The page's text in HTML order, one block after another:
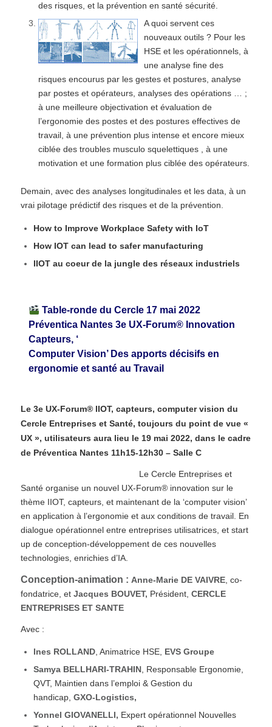
des risques, et la prévention en santé sécurité.
A quoi servent ces
nouveaux outils ? Pour les
HSE et les opérationnels, à
une analyse fine des
risques encourus par les gestes et postures, analyse
par postes et opérateurs, analyses des opérations … ;
à une meilleure objectivation et évaluation de
l’ergonomie des postes et des postures effectives de
travail, à une prévention plus intense et encore mieux
ciblée des troubles musculo squelettiques , à une
motivation et une formation plus ciblée des opérateurs.
Demain, avec des analyses longitudinales et les data, à un
vrai pilotage prédictif des risques et de la prévention.
How to Improve Workplace Safety with IoT
How IOT can lead to safer manufacturing
IIOT au coeur de la jungle des réseaux industriels
Table-ronde du Cercle 17 mai 2022
Préventica Nantes 3e UX-Forum® Innovation
Capteurs, ‘
Computer Vision’ Des apports décisifs en
ergonomie et santé au Travail
Le 3e UX-Forum® IIOT, capteurs, computer vision du
Cercle Entreprises et Santé, toujours du point de vue «
UX », utilisateurs aura lieu le 19 mai 2022, dans le cadre
de Préventica Nantes 11h15-12h30 – Salle C
Le Cercle Entreprises et
Santé organise un nouvel UX-Forum® innovation sur le
thème IIOT, capteurs, et maintenant de la ‘computer vision’
en application à l’ergonomie et aux conditions de travail. En
dialogue opérationnel entre entreprises utilisatrices, et start
up de conception-développement de ces nouvelles
technologies, enrichies d’IA.
Conception-animation : Anne-Marie DE VAIVRE, co-
fondatrice, et Jacques BOUVET, Président, CERCLE
ENTREPRISES ET SANTE
Avec :
Ines ROLLAND, Animatrice HSE, EVS Groupe
Samya BELLHARI-TRAHIN, Responsable Ergonomie,
QVT, Maintien dans l’emploi & Gestion du
handicap, GXO-Logistics,
Yonnel GIOVANELLI, Expert opérationnel Nouvelles